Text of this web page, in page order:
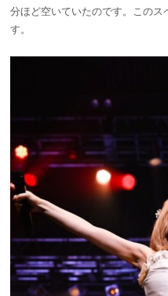
分ほど空いていたのです。この
す。